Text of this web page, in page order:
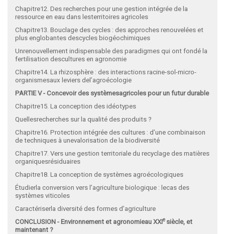
Chapitre12. Des recherches pour une gestion intégrée de la
ressource en eau dans lesterritoires agricoles
Chapitre13. Bouclage des cycles : des approches renouvelées et
plus englobantes descycles biogéochimiques
Unrenouvellement indispensable des paradigmes qui ont fondé la
fertilisation descultures en agronomie
Chapitre14. La rhizosphère : des interactions racine-sol-micro-
organismesaux leviers del’agroécologie
PARTIE V - Concevoir des systèmesagricoles pour un futur durable
Chapitre15. La conception des idéotypes
Quellesrecherches sur la qualité des produits ?
Chapitre16. Protection intégrée des cultures : d’une combinaison
de techniques à unevalorisation de la biodiversité
Chapitre17. Vers une gestion territoriale du recyclage des matières
organiquesrésiduaires
Chapitre18. La conception de systèmes agroécologiques
Étudierla conversion vers l’agriculture biologique : lecas des
systèmes viticoles
Caractériserla diversité des formes d’agriculture
CONCLUSION - Environnement et agronomieau XXIe siècle, et
maintenant ?